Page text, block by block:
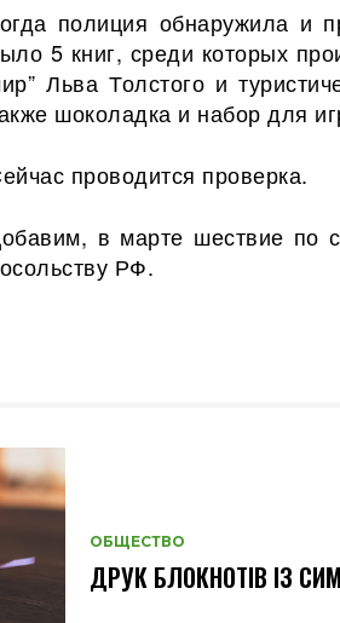
полиция обнаружила и
5 книг, среди которых
Льва Толстого и
шоколадка и набор для
проводится проверка.
в марте шествие по
РФ.
ОБЩЕСТВО
ДРУК БЛОКНОТІВ ІЗ